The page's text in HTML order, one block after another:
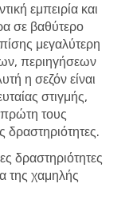
εμπειρία και
σε βαθύτερο
μεγαλύτερη
περιηγήσεων
η σεζόν είναι
στιγμής,
πρώτη τους
δραστηριότητες.
δραστηριότητες
της χαμηλής